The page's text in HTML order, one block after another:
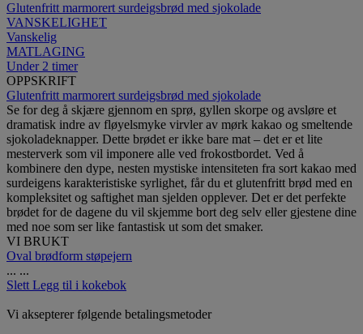
Glutenfritt marmorert surdeigsbrød med sjokolade
VANSKELIGHET
Vanskelig
MATLAGING
Under 2 timer
OPPSKRIFT
Glutenfritt marmorert surdeigsbrød med sjokolade
Se for deg å skjære gjennom en sprø, gyllen skorpe og avsløre et
dramatisk indre av fløyelsmyke virvler av mørk kakao og smeltende
sjokoladeknapper. Dette brødet er ikke bare mat – det er et lite
mesterverk som vil imponere alle ved frokostbordet. Ved å
kombinere den dype, nesten mystiske intensiteten fra sort kakao med
surdeigens karakteristiske syrlighet, får du et glutenfritt brød med en
kompleksitet og saftighet man sjelden opplever. Det er det perfekte
brødet for de dagene du vil skjemme bort deg selv eller gjestene dine
med noe som ser like fantastisk ut som det smaker.
VI BRUKT
Oval brødform støpejern
... ...
Slett Legg til i kokebok
Vi aksepterer følgende betalingsmetoder